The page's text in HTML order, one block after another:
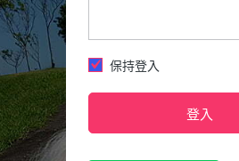
保持登入